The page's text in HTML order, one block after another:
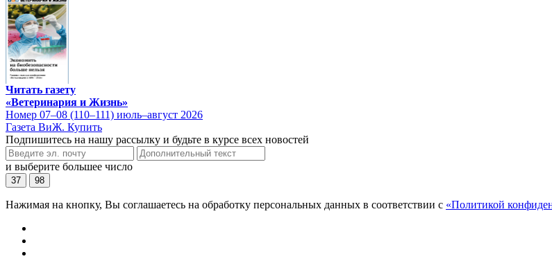
Читать газету
«Ветеринария и Жизнь»
Номер 07–08 (110–111) июль–август 2026
Газета ВиЖ. Купить
Подпишитесь на нашу рассылку и будьте в курсе всех новостей
и выберите большее число
37 98
Нажимая на кнопку, Вы соглашаетесь на обработку персональных данных в соответствии с «Политикой